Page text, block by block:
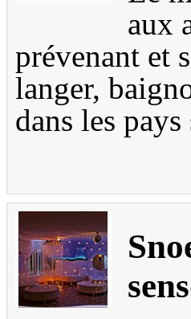
aux
prévenant et
langer,
dans les